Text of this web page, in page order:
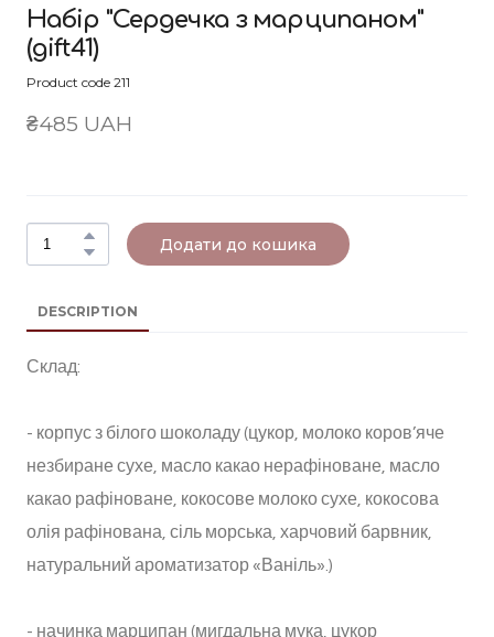
Набір "Сердечка з марципаном"
(gift41)
Product code 211
₴485 UAH
Додати до кошика
DESCRIPTION
Склад:
- корпус з білого шоколаду (цукор, молоко коров’яче
незбиране сухе, масло какао нерафіноване, масло
какао рафіноване, кокосове молоко сухе, кокосова
олія рафінована, сіль морська, харчовий барвник,
натуральний ароматизатор «Ваніль».)
- начинка марципан (мигдальна мука, цукор